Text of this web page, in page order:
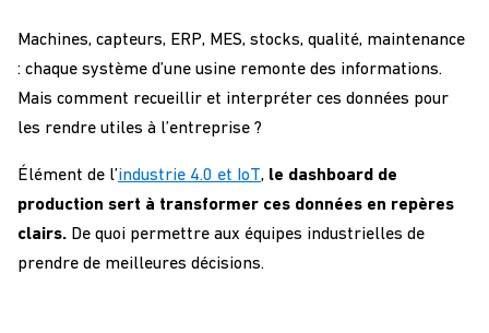
Machines, capteurs, ERP, MES, stocks, qualité, maintenance
: chaque système d’une usine remonte des informations.
Mais comment recueillir et interpréter ces données pour
les rendre utiles à l’entreprise ?
Élément de l’industrie 4.0 et IoT, le dashboard de
production sert à transformer ces données en repères
clairs. De quoi permettre aux équipes industrielles de
prendre de meilleures décisions.